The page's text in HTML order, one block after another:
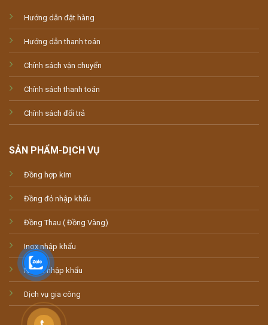
Hướng dẫn đặt hàng
Hướng dẫn thanh toán
Chính sách vận chuyển
Chính sách thanh toán
Chính sách đổi trả
SẢN PHẨM-DỊCH VỤ
Đồng hợp kim
Đồng đỏ nhập khẩu
Đồng Thau ( Đồng Vàng)
Inox nhập khẩu
Nhôm nhập khẩu
Dịch vụ gia công